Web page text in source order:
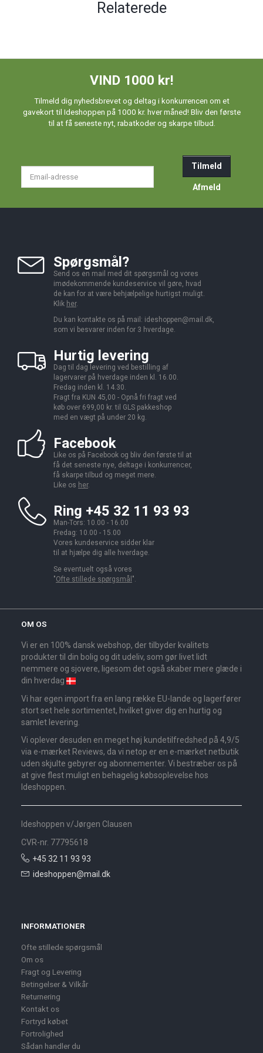
Relaterede
VIND 1000 kr!
Tilmeld dig nyhedsbrevet og deltag i konkurrencen om et
gavekort til Ideshoppen på 1000 kr. hver måned! Bliv den første
til at få seneste nyt, rabatkoder og skarpe tilbud.
Tilmeld
Afmeld
Spørgsmål?
Send os en mail med dit spørgsmål og vores
imødekommende kundeservice vil gøre, hvad
de kan for at være behjælpelige hurtigst muligt.
Klik her.
Du kan kontakte os på mail: ideshoppen@mail.dk,
som vi besvarer inden for 3 hverdage.
Hurtig levering
Dag til dag levering ved bestilling af
lagervarer på hverdage inden kl. 16.00.
Fredag inden kl. 14.30.
Fragt fra KUN 45,00 - Opnå fri fragt ved
køb over 699,00 kr. til GLS pakkeshop
med en vægt på under 20 kg.
Facebook
Like os på Facebook og bliv den første til at
få det seneste nye, deltage i konkurrencer,
få skarpe tilbud og meget mere.
Like os her.
Ring +45 32 11 93 93
Man-Tors: 10.00 - 16.00
Fredag: 10.00 - 15.00
Vores kundeservice sidder klar
til at hjælpe dig alle hverdage.
Se eventuelt også vores
"Ofte stillede spørgsmål ".
OM OS
Vi er en 100% dansk webshop, der tilbyder kvalitets
produkter til din bolig og dit udeliv, som gør livet lidt
nemmere og sjovere, ligesom det også skaber mere glæde i
din hverdag
Vi har egen import fra en lang række EU-lande og lagerfører
stort set hele sortimentet, hvilket giver dig en hurtig og
samlet levering.
Vi oplever desuden en meget høj kundetilfredshed på 4,9/5
via e-mærket Reviews, da vi netop er en e-mærket netbutik
uden skjulte gebyrer og abonnementer. Vi bestræber os på
at give flest muligt en behagelig købsoplevelse hos
Ideshoppen.
Ideshoppen v/Jørgen Clausen
CVR-nr. 77795618
+45 32 11 93 93
ideshoppen@mail.dk
INFORMATIONER
Ofte stillede spørgsmål
Om os
Fragt og Levering
Betingelser & Vilkår
Returnering
Kontakt os
Fortryd købet
Fortrolighed
Sådan handler du